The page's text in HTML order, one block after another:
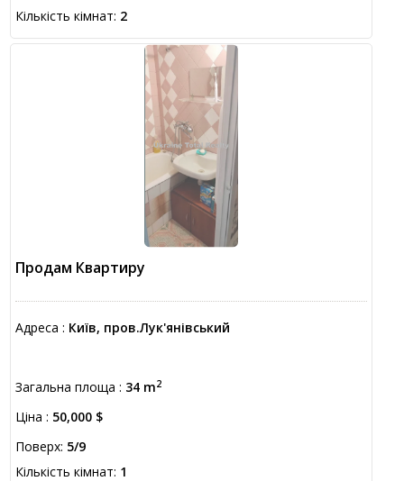
Кількість кімнат: 2
Продам Квартиру
Адреса : Київ, пров.Лук'янівський
Загальна площа : 34 m2
Ціна : 50,000 $
Поверх: 5/9
Кількість кімнат: 1